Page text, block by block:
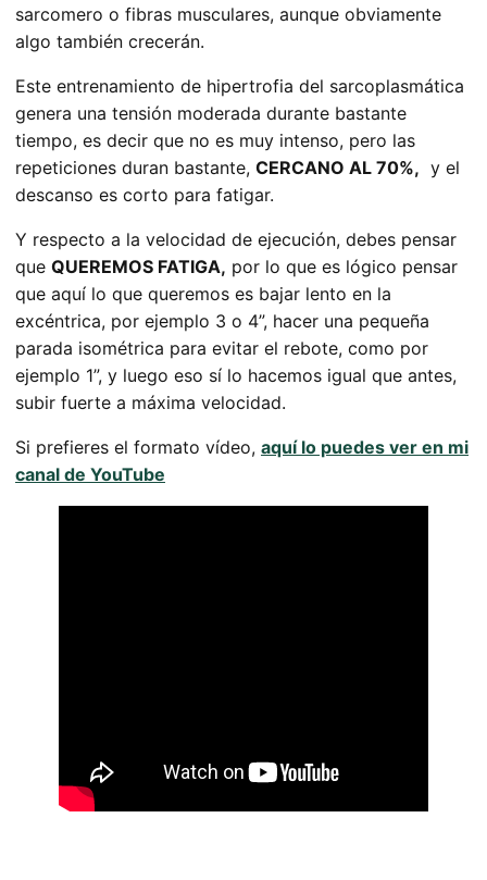
sarcomero o fibras musculares, aunque obviamente
algo también crecerán.
Este entrenamiento de hipertrofia del sarcoplasmática
genera una tensión moderada durante bastante
tiempo, es decir que no es muy intenso, pero las
repeticiones duran bastante, CERCANO AL 70%, y el
descanso es corto para fatigar.
Y respecto a la velocidad de ejecución, debes pensar
que QUEREMOS FATIGA, por lo que es lógico pensar
que aquí lo que queremos es bajar lento en la
excéntrica, por ejemplo 3 o 4”, hacer una pequeña
parada isométrica para evitar el rebote, como por
ejemplo 1”, y luego eso sí lo hacemos igual que antes,
subir fuerte a máxima velocidad.
Si prefieres el formato vídeo, aquí lo puedes ver en mi
canal de YouTube